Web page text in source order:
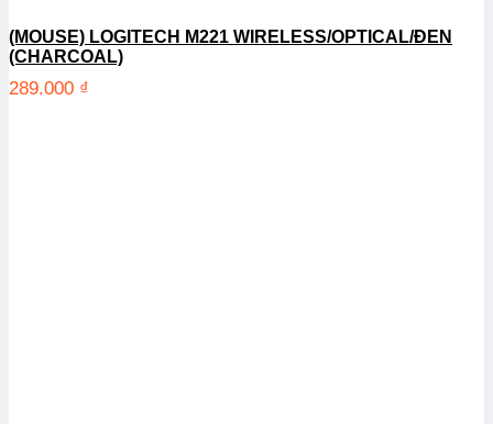
(MOUSE) LOGITECH M221 WIRELESS/OPTICAL/ĐEN
(CHARCOAL)
289.000 ₫